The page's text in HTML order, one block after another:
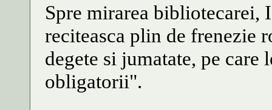
Spre mirarea bibliotecarei,
reciteasca plin de frenezie
degete si jumatate, pe care
obligatorii".